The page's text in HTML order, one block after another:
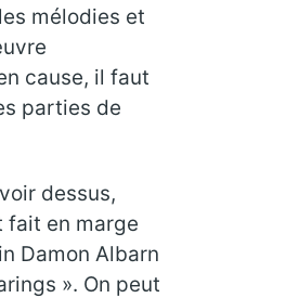
mélodies et
cause, il faut
parties de
dessus,
fait en marge
Damon Albarn
». On peut